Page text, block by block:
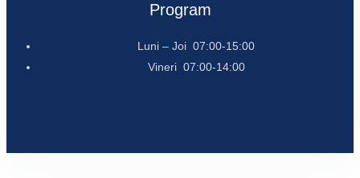
Program
Luni – Joi 07:00-15:00
Vineri 07:00-14:00